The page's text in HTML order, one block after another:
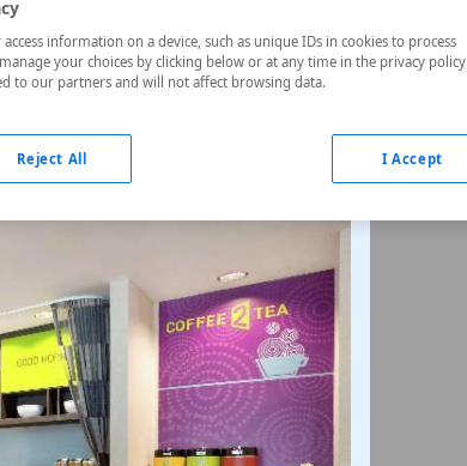
Ga
information on a device, such as unique IDs in cookies to process
your choices by clicking below or at any time in the privacy policy
to our partners and will not affect browsing data.
Reject All I Accept